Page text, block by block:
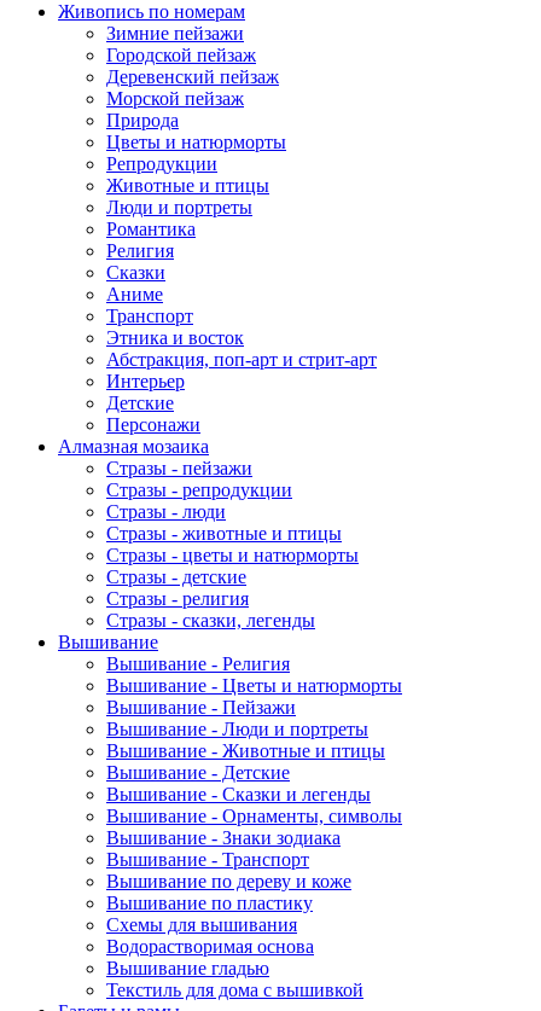
Живопись по номерам
Зимние пейзажи
Городской пейзаж
Деревенский пейзаж
Морской пейзаж
Природа
Цветы и натюрморты
Репродукции
Животные и птицы
Люди и портреты
Романтика
Религия
Сказки
Аниме
Транспорт
Этника и восток
Абстракция, поп-арт и стрит-арт
Интерьер
Детские
Персонажи
Алмазная мозаика
Стразы - пейзажи
Стразы - репродукции
Стразы - люди
Стразы - животные и птицы
Стразы - цветы и натюрморты
Стразы - детские
Стразы - религия
Стразы - сказки, легенды
Вышивание
Вышивание - Религия
Вышивание - Цветы и натюрморты
Вышивание - Пейзажи
Вышивание - Люди и портреты
Вышивание - Животные и птицы
Вышивание - Детские
Вышивание - Сказки и легенды
Вышивание - Орнаменты, символы
Вышивание - Знаки зодиака
Вышивание - Транспорт
Вышивание по дереву и коже
Вышивание по пластику
Схемы для вышивания
Водорастворимая основа
Вышивание гладью
Текстиль для дома с вышивкой